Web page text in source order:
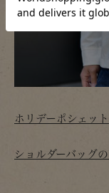
ホリデーポシェッ
ショルダーバッグ